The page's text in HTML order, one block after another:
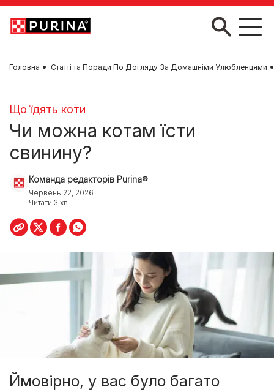
Skip to main content
Головна Статті та Поради По Догляду За Домашніми Улюбленцями
Що їдять коти
Чи можна котам їсти
свинину?
Команда редакторів Purina®
Червень 22, 2026
Читати 3 хв
Ймовірно, у вас було багато